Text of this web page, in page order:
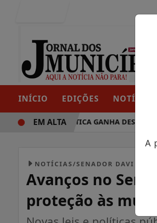
INÍCIO EDIÇÕES NOTÍCIAS
POLÍTICA GANHA DESTAQUE
EM ALTA
NOTÍCIAS/SENADOR DAVI
Avanços no
proteção às
A